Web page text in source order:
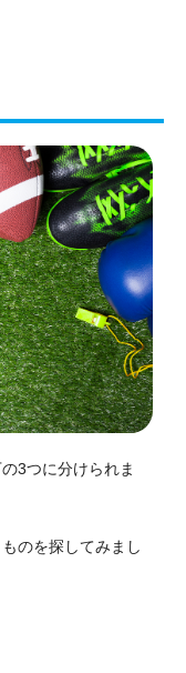
3つに分けられま
のを探してみまし